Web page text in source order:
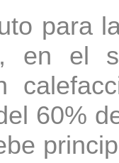
para
en el
60%